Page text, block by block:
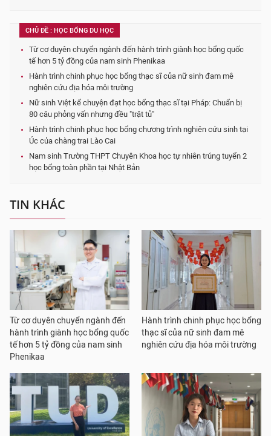
CHỦ ĐỀ : HỌC BỔNG DU HỌC
Từ cơ duyên chuyển ngành đến hành trình giành học bổng quốc
tế hơn 5 tỷ đồng của nam sinh Phenikaa
Hành trình chinh phục học bổng thạc sĩ của nữ sinh đam mê
nghiên cứu địa hóa môi trường
Nữ sinh Việt kể chuyện đạt học bổng thạc sĩ tại Pháp: Chuẩn bị
80 câu phỏng vấn nhưng đều "trật tủ"
Hành trình chinh phục học bổng chương trình nghiên cứu sinh tại
Úc của chàng trai Lào Cai
Nam sinh Trường THPT Chuyên Khoa học tự nhiên trúng tuyển 2
học bổng toàn phần tại Nhật Bản
TIN KHÁC
Từ cơ duyên chuyển ngành đến
hành trình giành học bổng quốc
tế hơn 5 tỷ đồng của nam sinh
Phenikaa
Hành trình chinh phục học bổng
thạc sĩ của nữ sinh đam mê
nghiên cứu địa hóa môi trường